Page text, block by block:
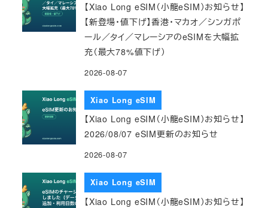
【Xiao Long eSIM（小龍eSIM）お知らせ】
【新登場・値下げ】香港・マカオ／シンガポ
ール／タイ／マレーシアのeSIMを大幅拡
充（最大78%値下げ）
2026-08-07
Xiao Long eSIM
【Xiao Long eSIM（小龍eSIM）お知らせ】
2026/08/07 eSIM更新のお知らせ
2026-08-07
Xiao Long eSIM
【Xiao Long eSIM（小龍eSIM）お知らせ】